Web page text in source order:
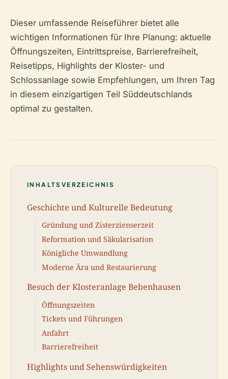
Dieser umfassende Reiseführer bietet alle
wichtigen Informationen für Ihre Planung: aktuelle
Öffnungszeiten, Eintrittspreise, Barrierefreiheit,
Reisetipps, Highlights der Kloster- und
Schlossanlage sowie Empfehlungen, um Ihren Tag
in diesem einzigartigen Teil Süddeutschlands
optimal zu gestalten.
INHALTSVERZEICHNIS
Geschichte und Kulturelle Bedeutung
Gründung und Zisterzienserzeit
Reformation und Säkularisation
Königliche Umwandlung
Moderne Ära und Restaurierung
Besuch der Klosteranlage Bebenhausen
Öffnungszeiten
Tickets und Führungen
Anfahrt
Barrierefreiheit
Highlights und Sehenswürdigkeiten